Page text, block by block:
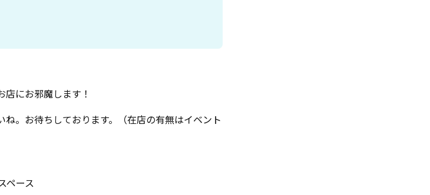
にお邪魔します！
。お待ちしております。（在店の有無はイベント
ペース